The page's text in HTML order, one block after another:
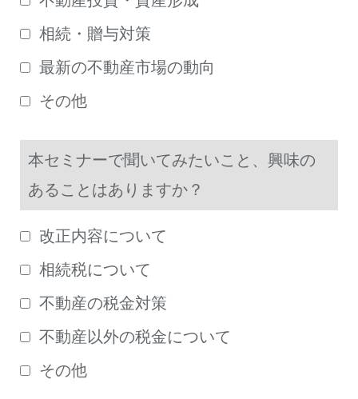
相続・贈与対策
最新の不動産市場の動向
その他
本セミナーで聞いてみたいこと、興味の
あることはありますか？
改正内容について
相続税について
不動産の税金対策
不動産以外の税金について
その他